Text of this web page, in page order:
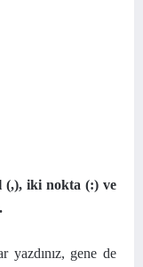
(,), iki nokta (:) ve
yazdınız, gene de